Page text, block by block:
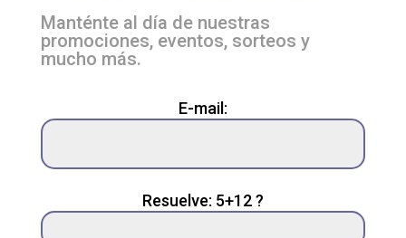
Manténte al día de nuestras
promociones, eventos, sorteos y
mucho más.
leave
this
field
E-mail:
Resuelve: 5+12 ?